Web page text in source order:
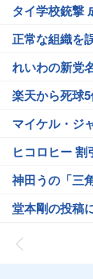
タイ学校銃撃
正常な組織を
れいわの新党
楽天から死球
マイケル・ジ
ヒコロヒー
神田うの「三
堂本剛の投稿